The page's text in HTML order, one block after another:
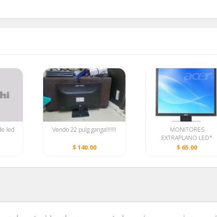
led Vendo 22 pulg ganga!!!!!!!
$ 140.00
MONITORES
EXTRAPLANO LED*
ACER* (17"=65$)>
$ 65.00
Contactar Equipo Condiciones de uso